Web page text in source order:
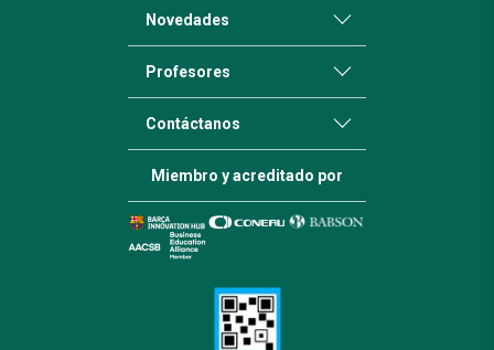
Novedades
Profesores
Contáctanos
Miembro y acreditado por